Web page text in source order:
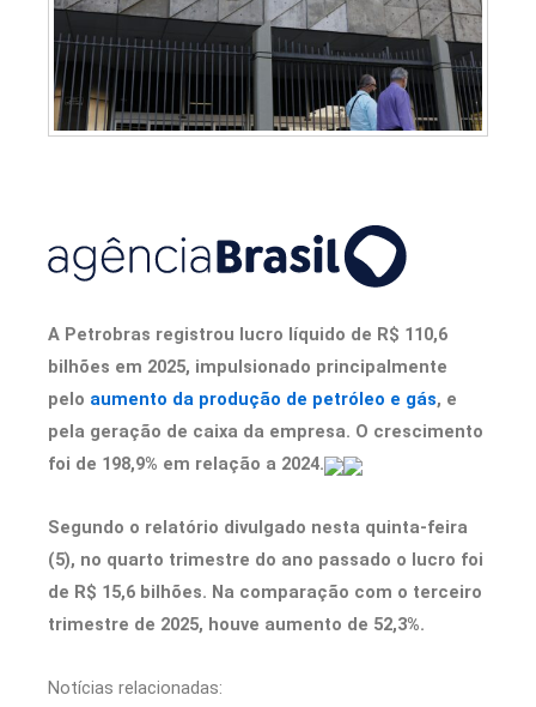
A Petrobras registrou lucro líquido de R$ 110,6
bilhões em 2025, impulsionado principalmente
pelo aumento da produção de petróleo e gás, e
pela geração de caixa da empresa. O crescimento
foi de 198,9% em relação a 2024.
Segundo o relatório divulgado nesta quinta-feira
(5), no quarto trimestre do ano passado o lucro foi
de R$ 15,6 bilhões. Na comparação com o terceiro
trimestre de 2025, houve aumento de 52,3%.
Notícias relacionadas: